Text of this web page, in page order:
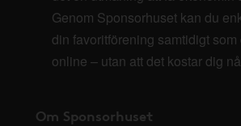
Genom Sponsorhuset kan du
din favoritförening samtidigt
online – utan att det kostar dig
Om Sponsorhuset